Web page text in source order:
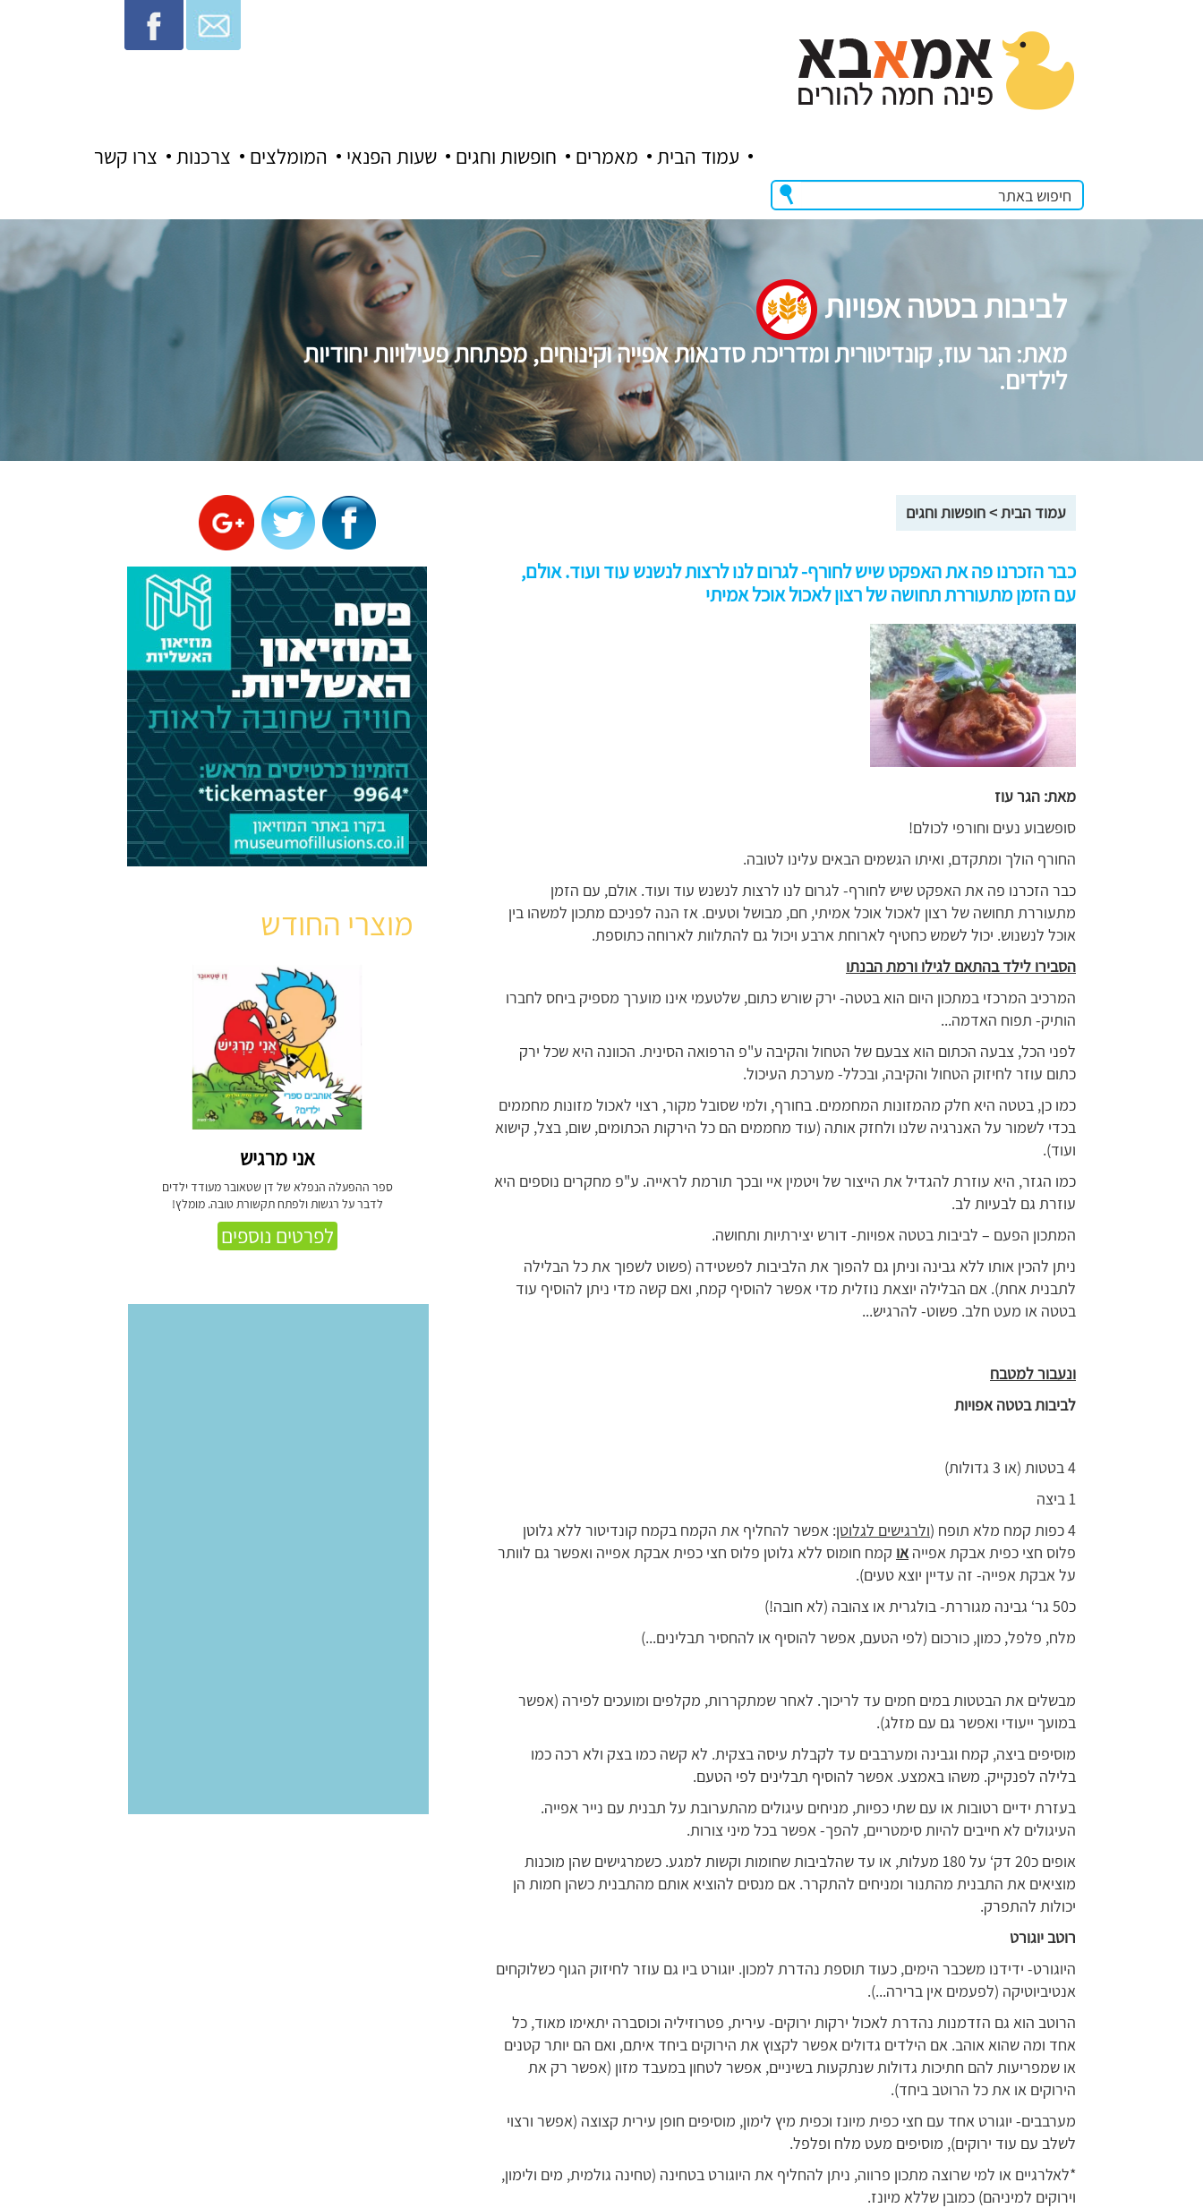
צרו קשר צרכנות המומלצים שעות הפנאי חופשות וחגים מאמרים עמוד הבית
לביבות בטטה אפויות
מאת: הגר עוז, קונדיטורית ומדריכת סדנאות אפייה וקינוחים, מפתחת פעילויות יחודיות
לילדים.
עמוד הבית>חופשות וחגים
כבר הזכרנו פה את האפקט שיש לחורף- לגרום לנו לרצות לנשנש עוד ועוד. אולם,
עם הזמן מתעוררת תחושה של רצון לאכול אוכל אמיתי
מאת: הגר עוז
סופשבוע נעים וחורפי לכולם!
החורף הולך ומתקדם, ואיתו הגשמים הבאים עלינו לטובה.
כבר הזכרנו פה את האפקט שיש לחורף- לגרום לנו לרצות לנשנש עוד ועוד. אולם, עם הזמן
מתעוררת תחושה של רצון לאכול אוכל אמיתי, חם, מבושל וטעים. אז הנה לפניכם מתכון למשהו בין
אוכל לנשנוש. יכול לשמש כחטיף לארוחת ארבע ויכול גם להתלוות לארוחה כתוספת.
הסבירו לילד בהתאם לגילו ורמת הבנתו
המרכיב המרכזי במתכון היום הוא בטטה- ירק שורש כתום, שלטעמי אינו מוערך מספיק ביחס לחברו
הותיק- תפוח האדמה...
לפני הכל, צבעה הכתום הוא צבעם של הטחול והקיבה ע"פ הרפואה הסינית. הכוונה היא שכל ירק
כתום עוזר לחיזוק הטחול והקיבה, ובכלל- מערכת העיכול.
כמו כן, בטטה היא חלק מהמזונות המחממים. בחורף, ולמי שסובל מקור, רצוי לאכול מזונות מחממים
בכדי לשמור על האנרגיה שלנו ולחזק אותה (עוד מחממים הם כל הירקות הכתומים, שום, בצל, קישוא
ועוד).
כמו הגזר, היא עוזרת להגדיל את הייצור של ויטמין איי ובכך תורמת לראייה. ע"פ מחקרים נוספים היא
עוזרת גם לבעיות לב.
המתכון הפעם – לביבות בטטה אפויות- דורש יצירתיות ותחושה.
ניתן להכין אותו ללא גבינה וניתן גם להפוך את הלביבות לפשטידה (פשוט לשפוך את כל הבלילה
לתבנית אחת). אם הבלילה יוצאת נוזלית מדי אפשר להוסיף קמח, ואם קשה מדי ניתן להוסיף עוד
בטטה או מעט חלב. פשוט- להרגיש...
ונעבור למטבח
לביבות בטטה אפויות
4 בטטות (או 3 גדולות)
1 ביצה
4 כפות קמח מלא תופח (
ולרגישים לגלוטן: אפשר להחליף את הקמח בקמח קונדיטור ללא גלוטן
פלוס חצי כפית אבקת אפייהאו קמח חומוס ללא גלוטן פלוס חצי כפית אבקת אפייה ואפשר גם לוותר
על אבקת אפייה- זה עדיין יוצא טעים).
כ50 גר‘ גבינה מגוררת- בולגרית או צהובה (לא חובה!)
מלח, פלפל, כמון, כורכום (לפי הטעם, אפשר להוסיף או להחסיר תבלינים...)
מבשלים את הבטטות במים חמים עד לריכוך. לאחר שמתקררות, מקלפים ומועכים לפירה (אפשר
במועך ייעודי ואפשר גם עם מזלג).
מוסיפים ביצה, קמח וגבינה ומערבבים עד לקבלת עיסה בצקית. לא קשה כמו בצק ולא רכה כמו
בלילה לפנקייק. משהו באמצע. אפשר להוסיף תבלינים לפי הטעם.
בעזרת ידיים רטובות או עם שתי כפיות, מניחים עיגולים מהתערובת על תבנית עם נייר אפייה.
העיגולים לא חייבים להיות סימטריים, להפך- אפשר בכל מיני צורות.
אופים כ20 דק‘ על 180 מעלות, או עד שהלביבות שחומות וקשות למגע. כשמרגישים שהן מוכנות
מוציאים את התבנית מהתנור ומניחים להתקרר. אם מנסים להוציא אותם מהתבנית כשהן חמות הן
יכולות להתפרק.
רוטב יוגורט
היוגורט- ידידנו משכבר הימים, כעוד תוספת נהדרת למכון. יוגורט ביו גם עוזר לחיזוק הגוף כשלוקחים
אנטיביוטיקה (לפעמים אין ברירה...).
הרוטב הוא גם הזדמנות נהדרת לאכול ירקות ירוקים- עירית, פטרוזיליה וכוסברה יתאימו מאוד, כל
אחד ומה שהוא אוהב. אם הילדים גדולים אפשר לקצוץ את הירוקים ביחד איתם, ואם הם יותר קטנים
או שמפריעות להם חתיכות גדולות שנתקעות בשיניים, אפשר לטחון במעבד מזון (אפשר רק את
הירוקים או את כל הרוטב ביחד).
מערבבים- יוגורט אחד עם חצי כפית מיונז וכפית מיץ לימון, מוסיפים חופן עירית קצוצה (אפשר ורצוי
לשלב עם עוד ירוקים), מוסיפים מעט מלח ופלפל.
*לאלרגיים או למי שרוצה מתכון פרווה, ניתן להחליף את היוגורט בטחינה (טחינה גולמית, מים ולימון,
וירוקים למיניהם) כמובן שללא מיונז.
מוצרי החודש
אני מרגיש
ספר ההפעלה הנפלא של דן שטאובר מעודד ילדים
לדבר על רגשות ולפתח תקשורת טובה. מומלץ!
לפרטים נוספים